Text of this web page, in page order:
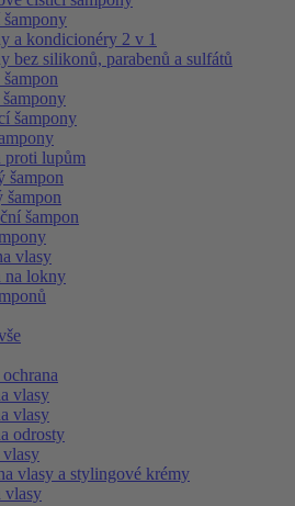
a kondicionéry 2 v 1
bez silikonů, parabenů a sulfátů
šampony
šampony
proti lupům
šampon
šampon
šampon
vlasy
na lokny
vlasy
vlasy
odrosty
vlasy a stylingové krémy
vlasy